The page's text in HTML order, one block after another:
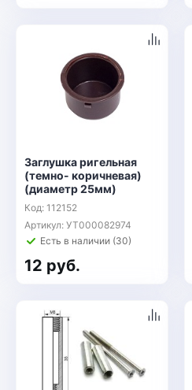
Заглушка ригельная
(темно- коричневая)
(диаметр 25мм)
Код: 112152
Артикул: УТ000082974
Есть в наличии (30)
12 руб.